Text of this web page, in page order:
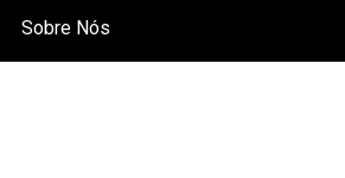
Sobre Nós